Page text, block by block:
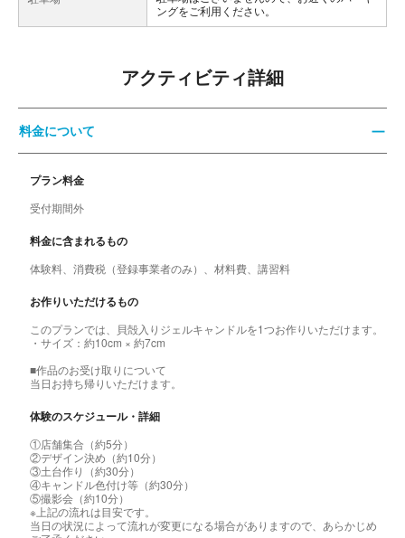
ングをご利用ください。
アクティビティ詳細
料金について
プラン料金
受付期間外
料金に含まれるもの
体験料、消費税（登録事業者のみ）、材料費、講習料
お作りいただけるもの
このプランでは、貝殻入りジェルキャンドルを1つお作りいただけます。
・サイズ：約10cm × 約7cm
■作品のお受け取りについて
当日お持ち帰りいただけます。
体験のスケジュール・詳細
①店舗集合（約5分）
②デザイン決め（約10分）
③土台作り（約30分）
④キャンドル色付け等（約30分）
⑤撮影会（約10分）
※上記の流れは目安です。
当日の状況によって流れが変更になる場合がありますので、あらかじめ